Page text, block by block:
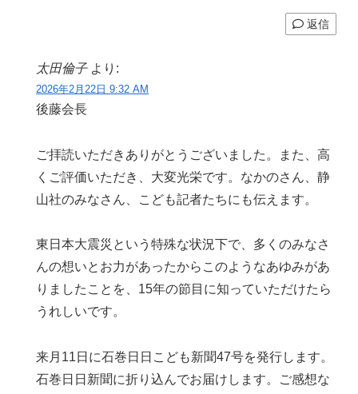
返信
太田倫子 より:
2026年2月22日 9:32 AM
後藤会長
ご拝読いただきありがとうございました。また、高
くご評価いただき、大変光栄です。なかのさん、静
山社のみなさん、こども記者たちにも伝えます。
東日本大震災という特殊な状況下で、多くのみなさ
んの想いとお力があったからこのようなあゆみがあ
りましたことを、15年の節目に知っていただけたら
うれしいです。
来月11日に石巻日日こども新聞47号を発行します。
石巻日日新聞に折り込んでお届けします。ご感想な